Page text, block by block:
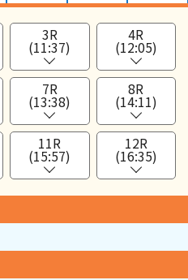
3R
(11:37)
4R
(12:05)
7R
(13:38)
8R
(14:11)
11R
(15:57)
12R
(16:35)